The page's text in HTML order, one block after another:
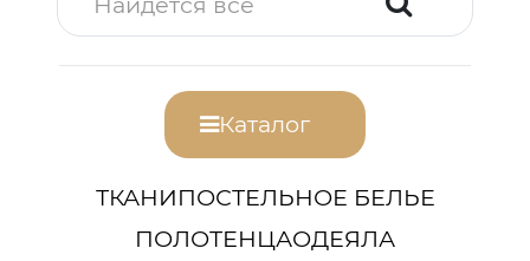
Каталог
ТКАНИПОСТЕЛЬНОЕ БЕЛЬЕ
ПОЛОТЕНЦАОДЕЯЛА